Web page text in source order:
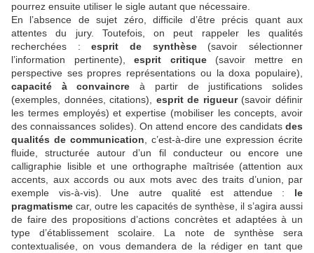
pourrez ensuite utiliser le sigle autant que nécessaire.
En l’absence de sujet zéro, difficile d’être précis quant aux
attentes du jury. Toutefois, on peut rappeler les qualités
recherchées :esprit de synthèse(savoir sélectionner
l’information pertinente), esprit critique(savoir mettre en
perspective ses propres représentations ou la doxa populaire),
capacité à convaincre à partir de justifications solides
(exemples, données, citations), esprit de rigueur(savoir définir
les termes employés) et expertise (mobiliser les concepts, avoir
des connaissances solides). On attend encore des candidats des
qualités de communication , c’est-à-dire une expression écrite
fluide, structurée autour d’un fil conducteur ou encore une
calligraphie lisible et une orthographe maîtrisée (attention aux
accents, aux accords ou aux mots avec des traits d’union, par
exemple vis-à-vis). Une autre qualité est attendue : le
pragmatisme car, outre les capacités de synthèse, il s’agira aussi
de faire des propositions d’actions concrètes et adaptées à un
type d’établissement scolaire. La note de synthèse sera
contextualisée, on vous demandera de la rédiger en tant que